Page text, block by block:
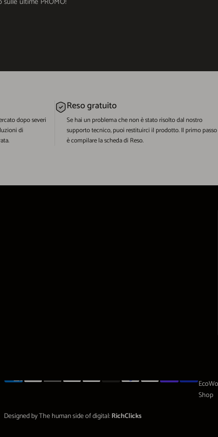
dopo severi
di
Reso gratuito
Se hai un problema che non è stato risolto dal nostro
supporto tecnico, puoi restituirci il prodotto. Il primo passo
è compilare la scheda di Reso.
Designed by The human side of digital:RichClicks